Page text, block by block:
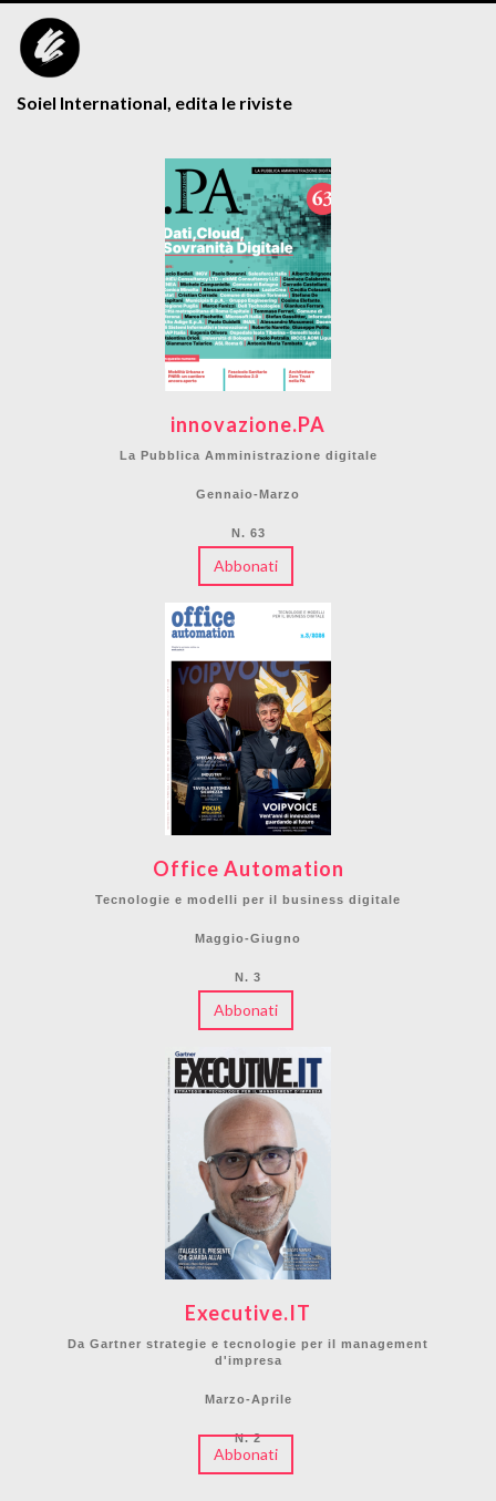
Soiel International, edita le riviste
innovazione.PA
La Pubblica Amministrazione digitale
Gennaio-Marzo
N. 63
Abbonati
Office Automation
Tecnologie e modelli per il business digitale
Maggio-Giugno
N. 3
Abbonati
Executive.IT
Da Gartner strategie e tecnologie per il management
d'impresa
Marzo-Aprile
N. 2
Abbonati